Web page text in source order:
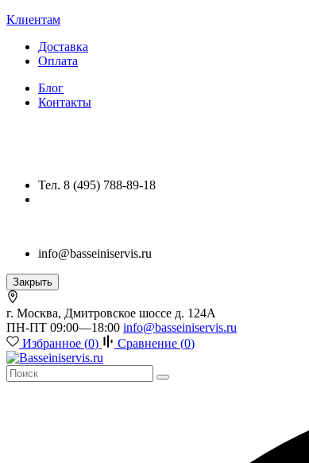
Клиентам
Доставка
Оплата
Блог
Контакты
Тел. 8 (495) 788-89-18
info@basseiniservis.ru
Закрыть
г. Москва, Дмитровское шоссе д. 124А
ПН-ПТ 09:00—18:00 info@basseiniservis.ru
Избранное (0) Сравнение (0)